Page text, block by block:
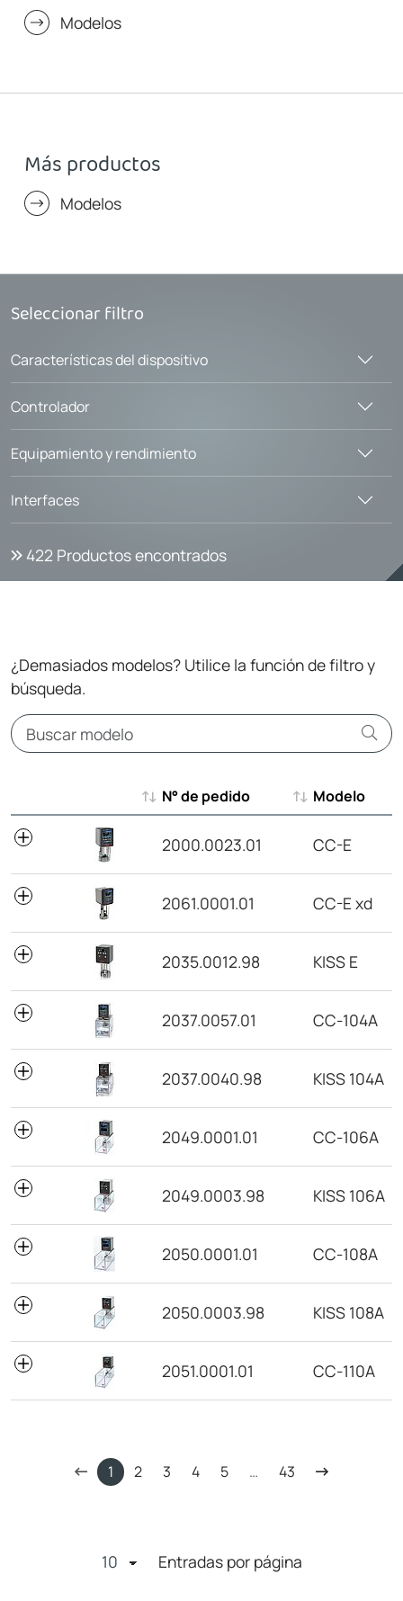
Modelos
Más productos
Modelos
Seleccionar filtro
Características del dispositivo
Controlador
Equipamiento y rendimiento
Interfaces
422 Productos encontrados
¿Demasiados modelos? Utilice la función de filtro y
búsqueda.
N° de pedido
Modelo
2000.0023.01 CC-E
2061.0001.01 CC-E xd
2035.0012.98 KISS E
2037.0057.01 CC-104A
2037.0040.98 KISS 104A
2049.0001.01 CC-106A
2049.0003.98 KISS 106A
2050.0001.01 CC-108A
2050.0003.98 KISS 108A
2051.0001.01 CC-110A
1 2 3 4 5 … 43
Entradas por página